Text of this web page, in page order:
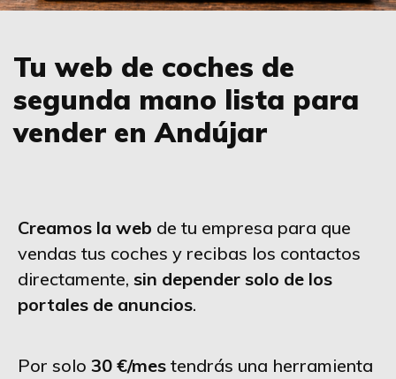
Tu web de coches de
segunda mano lista para
vender en Andújar
Creamos la web de tu empresa para que
vendas tus coches y recibas los contactos
directamente, sin depender solo de los
portales de anuncios.
Por solo 30 €/mes tendrás una herramienta